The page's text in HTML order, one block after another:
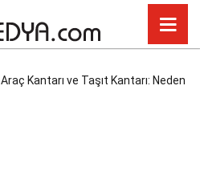
Araç Kantarı ve Taşıt Kantarı: Neden